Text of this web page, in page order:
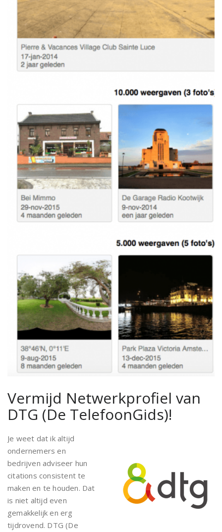
Vermijd Netwerkprofiel van
DTG (De TelefoonGids)!
Je weet dat ik altijd
ondernemers en
bedrijven adviseer hun
citations consistent te
maken en te houden. Dat
is niet altijd even
gemakkelijk en erg
tijdrovend. DTG (De